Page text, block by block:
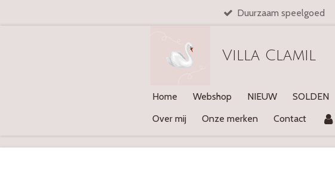
Duurzaam speelgoed
Villa Clamil
Home Webshop NIEUW SOLDEN
Over mij
Onze merken Contact